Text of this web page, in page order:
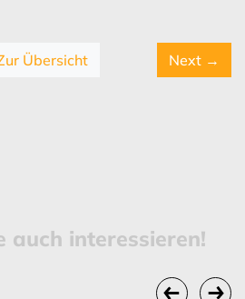
Übersicht Next →
auch interessieren!